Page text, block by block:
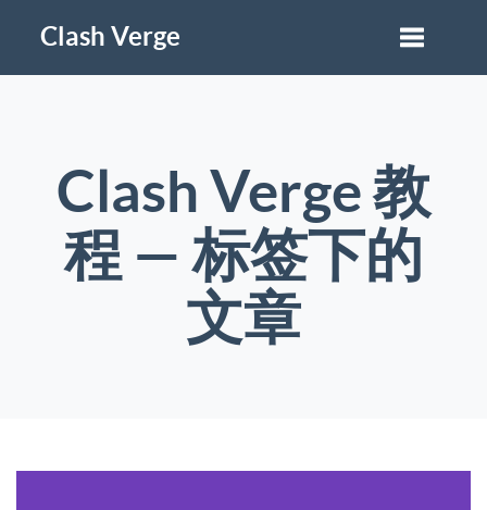
Clash Verge
Clash Verge 教
程 — 标签下的
文章